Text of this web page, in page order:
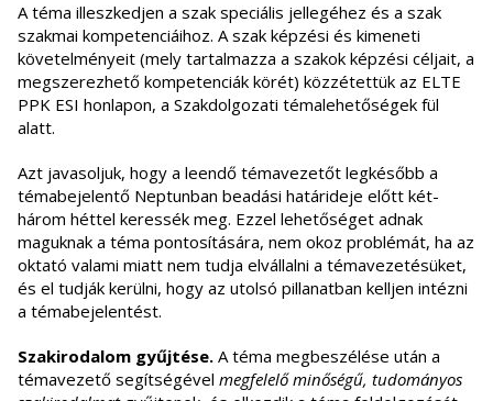
A téma illeszkedjen a szak speciális jellegéhez és a szak
szakmai kompetenciáihoz. A szak képzési és kimeneti
követelményeit (mely tartalmazza a szakok képzési céljait, a
megszerezhető kompetenciák körét) közzétettük az ELTE
PPK ESI honlapon, a Szakdolgozati témalehetőségek fül
alatt.
Azt javasoljuk, hogy a leendő témavezetőt legkésőbb a
témabejelentő Neptunban beadási határideje előtt két-
három héttel keressék meg. Ezzel lehetőséget adnak
maguknak a téma pontosítására, nem okoz problémát, ha az
oktató valami miatt nem tudja elvállalni a témavezetésüket,
és el tudják kerülni, hogy az utolsó pillanatban kelljen intézni
a témabejelentést.
Szakirodalom gyűjtése. A téma megbeszélése után a
témavezető segítségével megfelelő minőségű, tudományos